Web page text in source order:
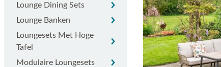
Lounge dining sets
Lounge Dining Sets
Lounge banken
Lounge Banken
Loungesets met hoge tafel
Loungesets Met Hoge
Tafel
Modulaire loungesets
Modulaire Loungesets